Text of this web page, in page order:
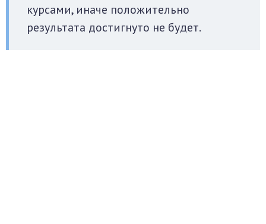
курсами, иначе положительно
результата достигнуто не будет.